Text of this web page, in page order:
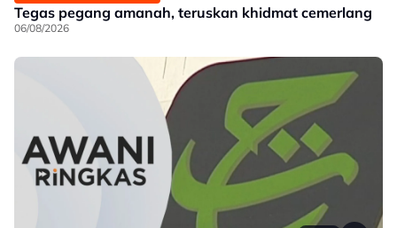
Tegas pegang amanah, teruskan khidmat cemerlang
06/08/2026